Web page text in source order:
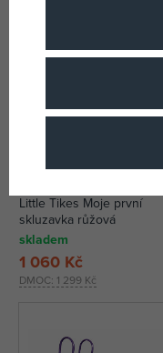
Little Tikes Moje první
skluzavka růžová
skladem
DMOC: 1 299 Kč
1 060 Kč